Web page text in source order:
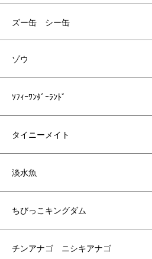
ズー缶 シー缶
ゾウ
ｿﾌｨｰﾜﾝﾀﾞｰﾗﾝﾄﾞ
タイニーメイト
淡水魚
ちびっこキングダム
チンアナゴ ニシキアナゴ